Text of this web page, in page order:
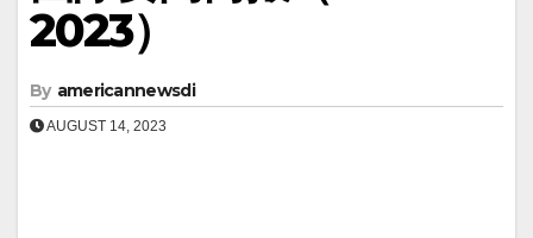
2023）
By americannewsdi
AUGUST 14, 2023